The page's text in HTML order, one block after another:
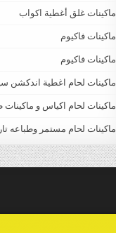
ماكينات غلق أغطية اكواب
ماكينات فاكيوم
ماكينات فاكيوم
ماكينات لحام اغطية اندكشن
ماكينات لحام اكياس و ماكينات
ماكينات لحام مستمر وطباعه